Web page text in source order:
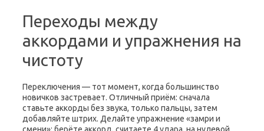
Переходы между
аккордами и упражнения на
чистоту
Переключения — тот момент, когда большинство
новичков застревает. Отличный приём: сначала
ставьте аккорды без звука, только пальцы, затем
добавляйте штрих. Делайте упражнение «замри и